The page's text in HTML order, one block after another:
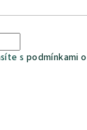
s podmínkami